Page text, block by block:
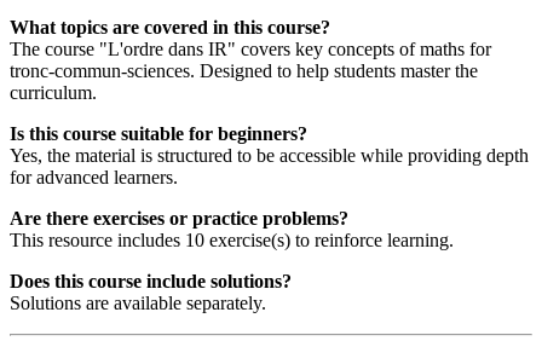
What topics are covered in this course?
The course "L'ordre dans IR" covers key concepts of maths for
tronc-commun-sciences. Designed to help students master the
curriculum.
Is this course suitable for beginners?
Yes, the material is structured to be accessible while providing depth
for advanced learners.
Are there exercises or practice problems?
This resource includes 10 exercise(s) to reinforce learning.
Does this course include solutions?
Solutions are available separately.